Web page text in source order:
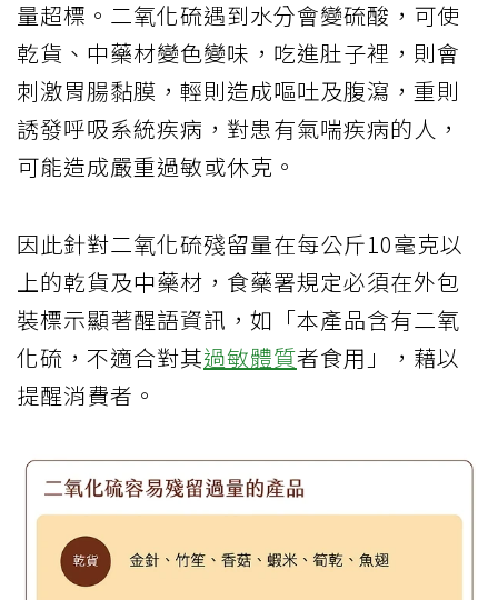
量超標。二氧化硫遇到水分會變硫酸，可使
乾貨、中藥材變色變味，吃進肚子裡，則會
刺激胃腸黏膜，輕則造成嘔吐及腹瀉，重則
誘發呼吸系統疾病，對患有氣喘疾病的人，
可能造成嚴重過敏或休克。
因此針對二氧化硫殘留量在每公斤10毫克以
上的乾貨及中藥材，食藥署規定必須在外包
裝標示顯著醒語資訊，如「本產品含有二氧
化硫，不適合對其過敏體質者食用」，藉以
提醒消費者。